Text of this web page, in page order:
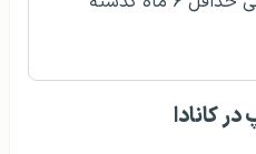
کانادا